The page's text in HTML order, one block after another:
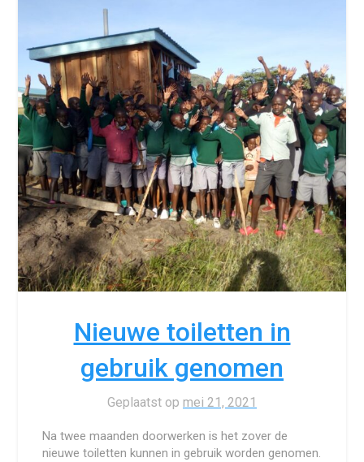
Nieuwe toiletten in
gebruik genomen
Geplaatst op mei 21, 2021
Na twee maanden doorwerken is het zover de
nieuwe toiletten kunnen in gebruik worden genomen.